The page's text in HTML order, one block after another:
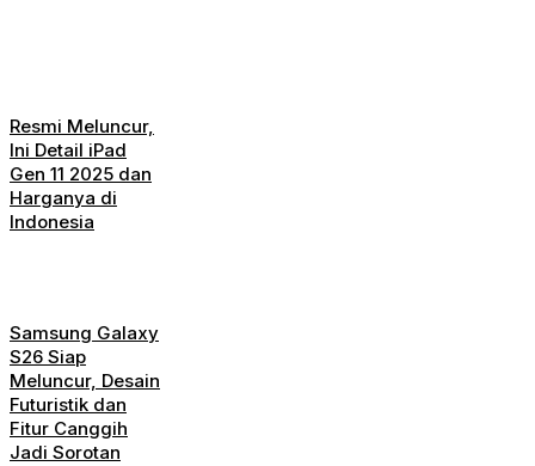
Resmi Meluncur,
Ini Detail iPad
Gen 11 2025 dan
Harganya di
Indonesia
Samsung Galaxy
S26 Siap
Meluncur, Desain
Futuristik dan
Fitur Canggih
Jadi Sorotan